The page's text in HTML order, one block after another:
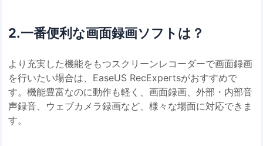
2.一番便利な画面録画ソフトは？
より充実した機能をもつスクリーンレコーダーで画面録画
を行いたい場合は、EaseUS RecExpertsがおすすめで
す。機能豊富なのに動作も軽く、画面録画、外部・内部音
声録音、ウェブカメラ録画など、様々な場面に対応できま
す。